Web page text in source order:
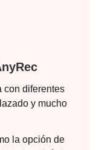
con diferentes
y mucho
la opción de